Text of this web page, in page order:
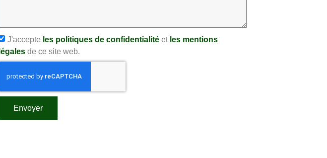
J'accepte les politiques de confidentialité et les mentions
légales de ce site web.
Envoyer